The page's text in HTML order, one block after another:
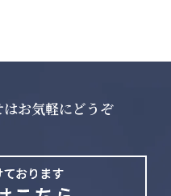
お気軽にどうぞ